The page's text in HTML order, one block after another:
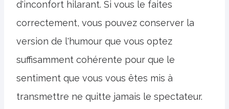
d'inconfort hilarant. Si vous le faites
correctement, vous pouvez conserver la
version de l'humour que vous optez
suffisamment cohérente pour que le
sentiment que vous vous êtes mis à
transmettre ne quitte jamais le spectateur.